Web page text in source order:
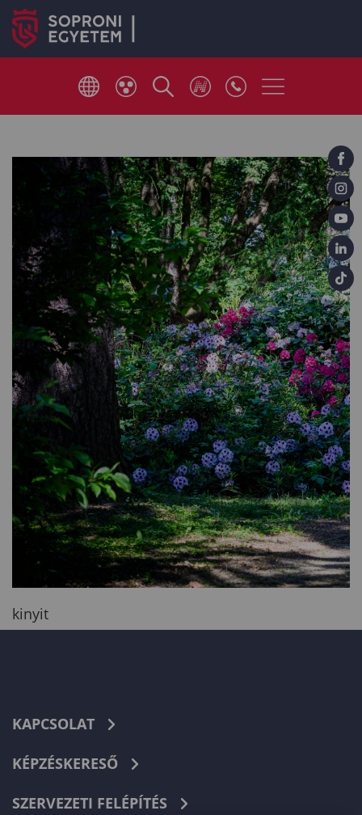
kinyit
KAPCSOLAT
KÉPZÉSKERESŐ
SZERVEZETI FELÉPÍTÉS